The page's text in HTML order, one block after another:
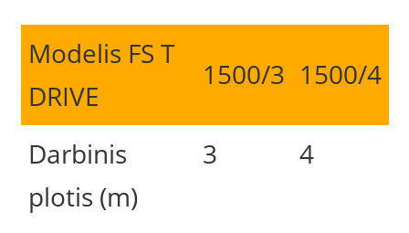
Modelis FS T
DRIVE
1500/3 1500/4
Darbinis
plotis (m)
3 4